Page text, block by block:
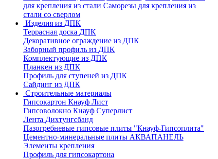
для крепления из стали Саморезы для крепления из
стали со сверлом
Изделия из ДПК
Террасная доска ДПК
Декоративное ограждение из ДПК
Заборный профиль из ДПК
Комплектующие из ДПК
Планкен из ДПК
Профиль для ступеней из ДПК
Сайдинг из ДПК
Строительные материалы
Гипсокартон Кнауф Лист
Гипсоволокно Кнауф Суперлист
Лента Дихтунгсбанд
Пазогребневые гипсовые плиты "Кнауф-Гипсоплита"
Цементно-минеральные плиты АКВАПАНЕЛЬ
Элементы крепления
Профиль для гипсокартона